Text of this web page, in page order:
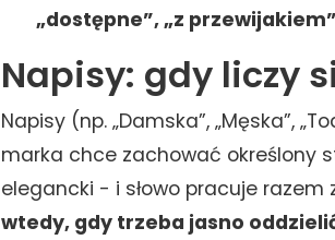
„dostępne”, „z
Napisy: gdy liczy
Napisy (np. „Damska”, „Męska”,
marka chce zachować określony
elegancki - i słowo pracuje
wtedy, gdy trzeba jasno